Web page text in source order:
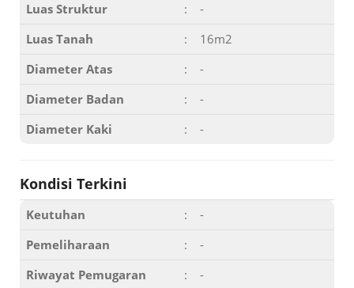
Luas Struktur
:
-
Luas Tanah
:
16m2
Diameter Atas
:
-
Diameter Badan
:
-
Diameter Kaki
: -
Kondisi Terkini
Keutuhan :
-
Pemeliharaan
:
-
Riwayat Pemugaran
:
-